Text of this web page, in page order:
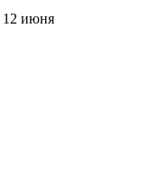
12 июня